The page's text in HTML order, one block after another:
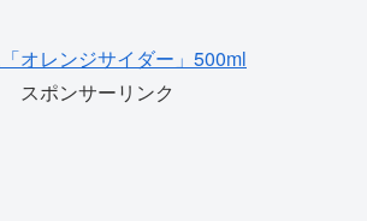
オレンジサイダー」500ml
スポンサーリンク